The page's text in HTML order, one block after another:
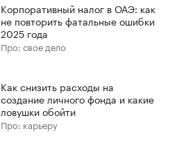
Корпоративный налог в ОАЭ: как
не повторить фатальные ошибки
2025 года
Про: свое дело
Как снизить расходы на
создание личного фонда и какие
ловушки обойти
Про: карьеру